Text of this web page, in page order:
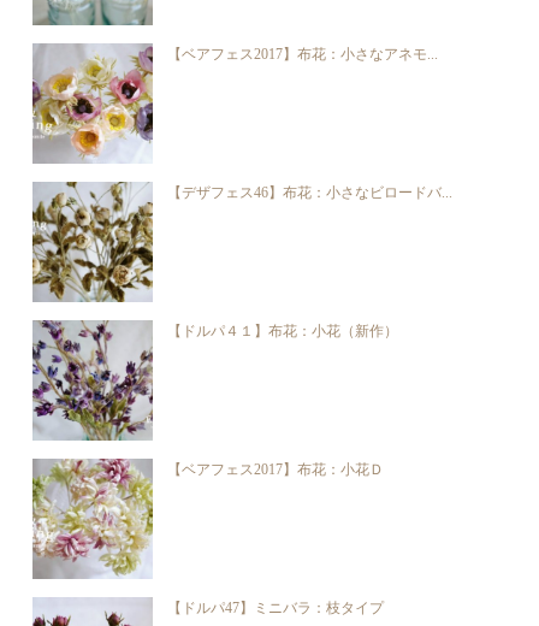
【ベアフェス2017】布花：小さなアネモ...
【デザフェス46】布花：小さなビロードバ...
【ドルパ４１】布花：小花（新作）
【ベアフェス2017】布花：小花Ｄ
【ドルパ47】ミニバラ：枝タイプ